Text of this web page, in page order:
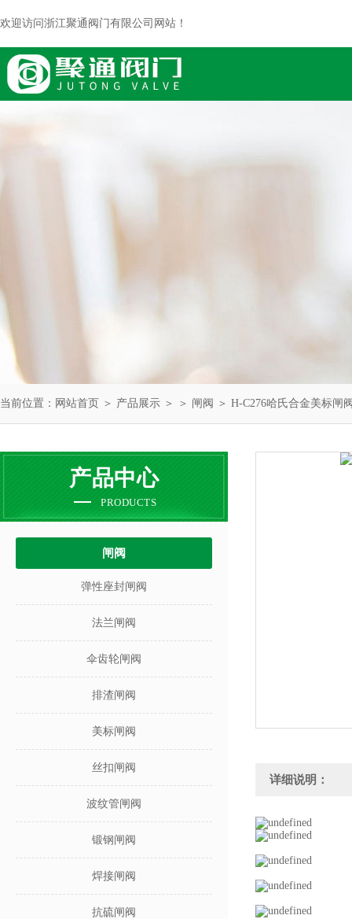
欢迎访问浙江聚通阀门有限公司网站！
当前位置： 网站首页 ＞ 产品展示 ＞ ＞ 闸阀 ＞ H-C276哈氏合金美标闸
产品中心
PRODUCTS
闸阀
弹性座封闸阀
法兰闸阀
伞齿轮闸阀
排渣闸阀
美标闸阀
丝扣闸阀
波纹管闸阀
锻钢闸阀
焊接闸阀
抗硫闸阀
详细说明：